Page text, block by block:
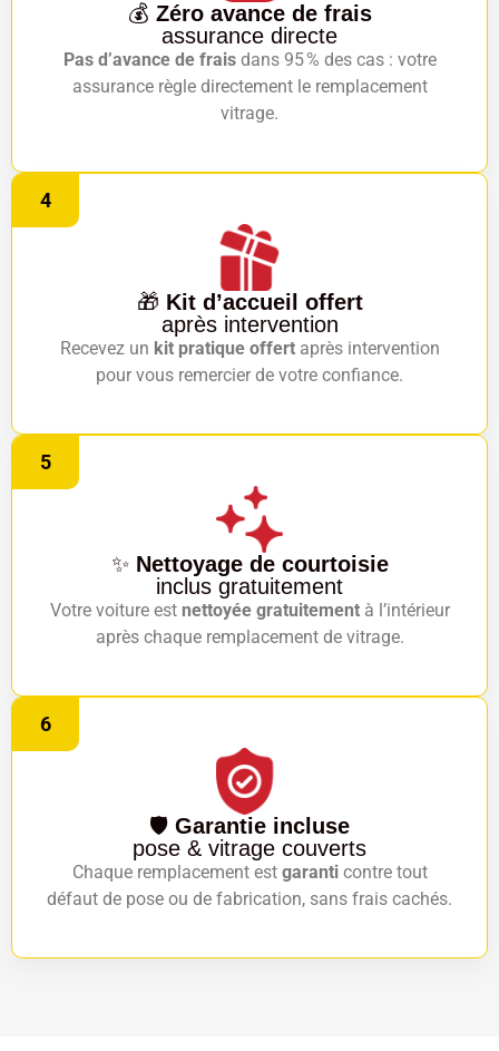
💰 Zéro avance de frais
assurance directe
Pas d’avance de fraisdans 95 % des cas : votre
assurance règle directement le remplacement
vitrage.
4
🎁 Kit d’accueil offert
après intervention
Recevez un kit pratique offertaprès intervention
pour vous remercier de votre confiance.
5
✨ Nettoyage de courtoisie
inclus gratuitement
Votre voiture est nettoyée gratuitementà l’intérieur
après chaque remplacement de vitrage.
6
🛡️ Garantie incluse
pose & vitrage couverts
Chaque remplacement est garanticontre tout
défaut de pose ou de fabrication, sans frais cachés.